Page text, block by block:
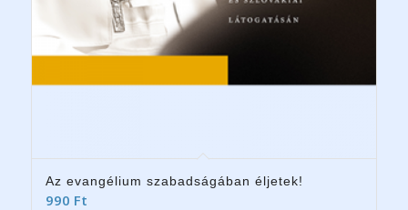
Az evangélium szabadságában éljetek!
990 Ft